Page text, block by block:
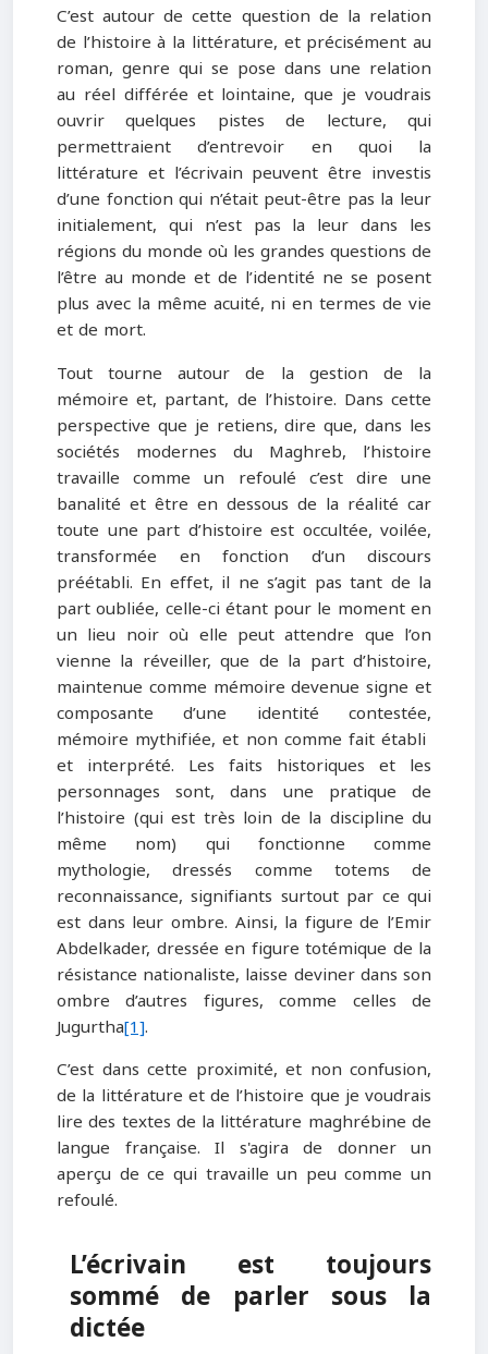
C’est autour de cette question de la relation
de l’histoire à la littérature, et précisément au
roman, genre qui se pose dans une relation
au réel différée et lointaine, que je voudrais
ouvrir quelques pistes de lecture, qui
permettraient d’entrevoir en quoi la
littérature et l’écrivain peuvent être investis
d’une fonction qui n’était peut-être pas la leur
initialement, qui n’est pas la leur dans les
régions du monde où les grandes questions de
l’être au monde et de l’identité ne se posent
plus avec la même acuité, ni en termes de vie
et de mort.
Tout tourne autour de la gestion de la
mémoire et, partant, de l’histoire. Dans cette
perspective que je retiens, dire que, dans les
sociétés modernes du Maghreb, l’histoire
travaille comme un refoulé c’est dire une
banalité et être en dessous de la réalité car
toute une part d’histoire est occultée, voilée,
transformée en fonction d’un discours
préétabli. En effet, il ne s’agit pas tant de la
part oubliée, celle-ci étant pour le moment en
un lieu noir où elle peut attendre que l’on
vienne la réveiller, que de la part d’histoire,
maintenue comme mémoire devenue signe et
composante d’une identité contestée,
mémoire mythifiée, et non comme fait établi
et interprété. Les faits historiques et les
personnages sont, dans une pratique de
l’histoire (qui est très loin de la discipline du
même nom) qui fonctionne comme
mythologie, dressés comme totems de
reconnaissance, signifiants surtout par ce qui
est dans leur ombre. Ainsi, la figure de l’Emir
Abdelkader, dressée en figure totémique de la
résistance nationaliste, laisse deviner dans son
ombre d’autres figures, comme celles de
Jugurtha[1].
C’est dans cette proximité, et non confusion,
de la littérature et de l’histoire que je voudrais
lire des textes de la littérature maghrébine de
langue française. Il s'agira de donner un
aperçu de ce qui travaille un peu comme un
refoulé.
L’écrivain est toujours
sommé de parler sous la
dictée